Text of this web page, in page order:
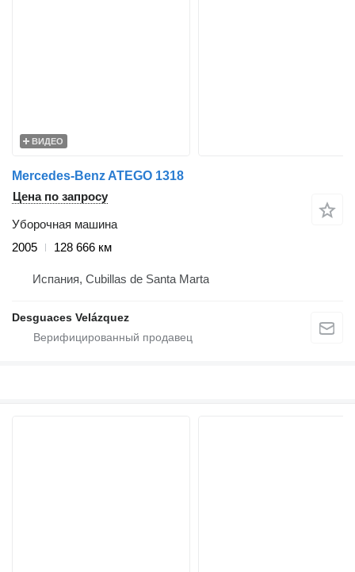
ВИДЕО
Mercedes-Benz ATEGO 1318
Цена по запросу
Уборочная машина
2005
128 666 км
Испания, Cubillas de Santa Marta
Desguaces Velázquez